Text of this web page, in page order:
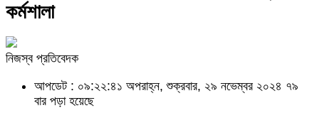
কর্মশালা
নিজস্ব প্রতিবেদক
আপডেট : ০৯:২২:৪১ অপরাহ্ন, শুক্রবার, ২৯ নভেম্বর ২০২৪ ৭৯
বার পড়া হয়েছে